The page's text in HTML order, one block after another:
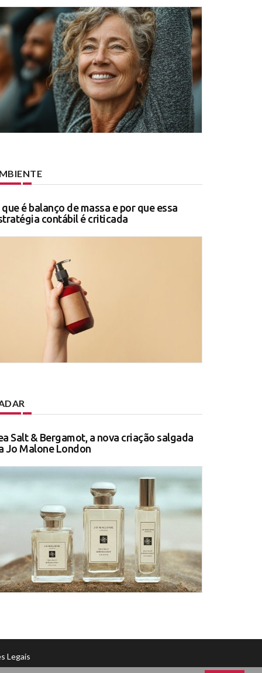
que é balanço de massa e por que essa
contábil é criticada
Salt & Bergamot, a nova criação salgada
Jo Malone London
Legais